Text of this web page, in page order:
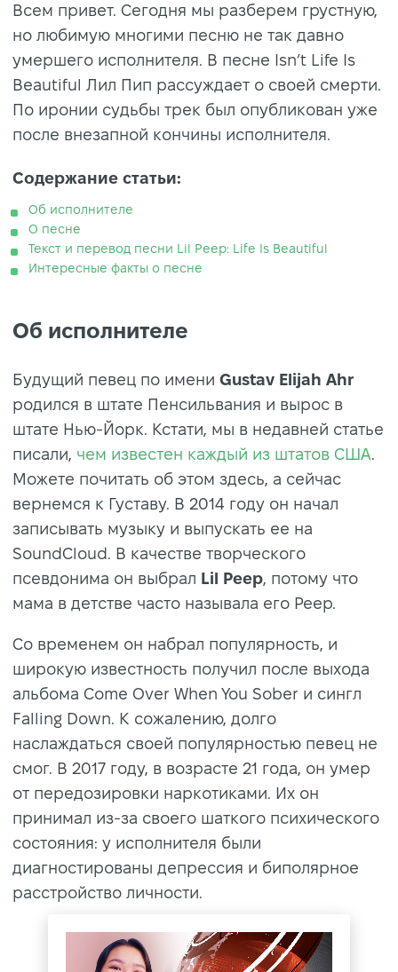
Всем привет. Сегодня мы разберем грустную,
но любимую многими песню не так давно
умершего исполнителя. В песне Isn’t Life Is
Beautiful Лил Пип рассуждает о своей смерти.
По иронии судьбы трек был опубликован уже
после внезапной кончины исполнителя.
Содержание статьи:
Об исполнителе
О песне
Текст и перевод песни Lil Peep: Life Is Beautiful
Интересные факты о песне
Об исполнителе
Будущий певец по имени Gustav Elijah Ahr
родился в штате Пенсильвания и вырос в
штате Нью-Йорк. Кстати, мы в недавней статье
писали, чем известен каждый из штатов США.
Можете почитать об этом здесь, а сейчас
вернемся к Густаву. В 2014 году он начал
записывать музыку и выпускать ее на
SoundCloud. В качестве творческого
псевдонима он выбрал Lil Peep, потому что
мама в детстве часто называла его Peep.
Со временем он набрал популярность, и
широкую известность получил после выхода
альбома Come Over When You Sober и сингл
Falling Down. К сожалению, долго
наслаждаться своей популярностью певец не
смог. В 2017 году, в возрасте 21 года, он умер
от передозировки наркотиками. Их он
принимал из-за своего шаткого психического
состояния: у исполнителя были
диагностированы депрессия и биполярное
расстройство личности.